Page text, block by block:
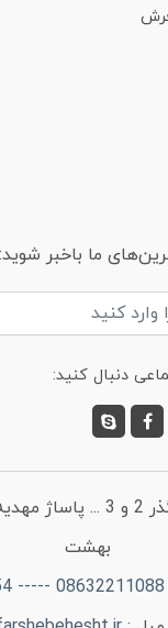
ما باخبر شوید:
دنبال کنید:
اراک .. بازار ... بین گذر
بهشت
08632211088 ----- 09181614054